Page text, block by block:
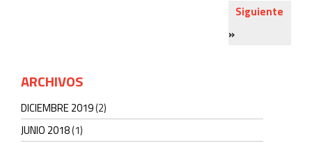
supplements.com/
content/uploads/
520×390.jpg 520w,
Siguiente
»
ARCHIVOS
DICIEMBRE 2019(2)
JUNIO 2018(1)